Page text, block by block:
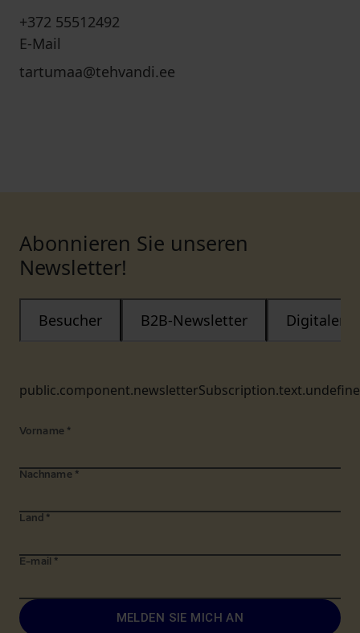
+372 55512492
E-Mail
tartumaa@tehvandi.ee
Abonnieren Sie unseren
Newsletter!
Besucher B2B-Newsletter Digitaler
Vorname *
Nachname *
Land *
E-mail *
MELDEN SIE MICH AN